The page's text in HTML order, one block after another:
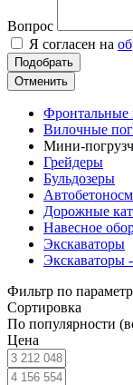
Вопрос
Я согласен на
Отменить
Фронтальные
Вилочные
Мини-
Грейдеры
Бульдозеры
Дорожные
Навесное
Экскаваторы
Экскаваторы
Фильтр по
Сортировка
По популярности
Цена